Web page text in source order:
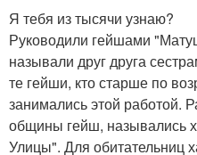
Я тебя из тысячи узнаю?
Руководили гейшами
называли друг друга
те гейши, кто старше по
занимались этой работой.
общины гейш, назывались
Улицы". Для обитательниц